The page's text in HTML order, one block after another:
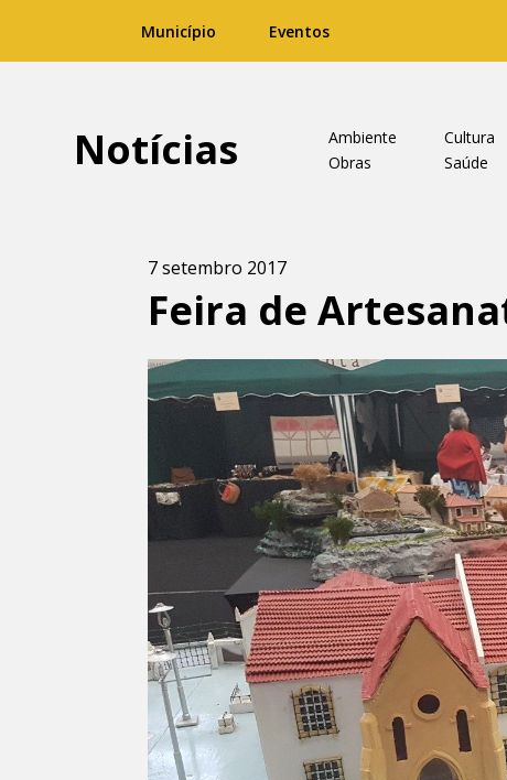
Município Eventos
Notícias Ambiente Cultura
Obras
Saúde
7 setembro 2017
Feira de